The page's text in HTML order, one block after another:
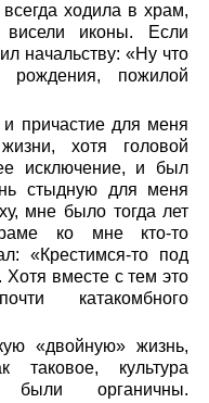
ходила в храм,
иконы. Если
начальству: «Ну что
пожилой
причастие для меня
хотя головой
исключение, и был
стыдную для меня
мне было тогда лет
ко мне кто-то
«Крестимся-то под
вместе с тем это
катакомбного
«двойную» жизнь,
культура
органичны.